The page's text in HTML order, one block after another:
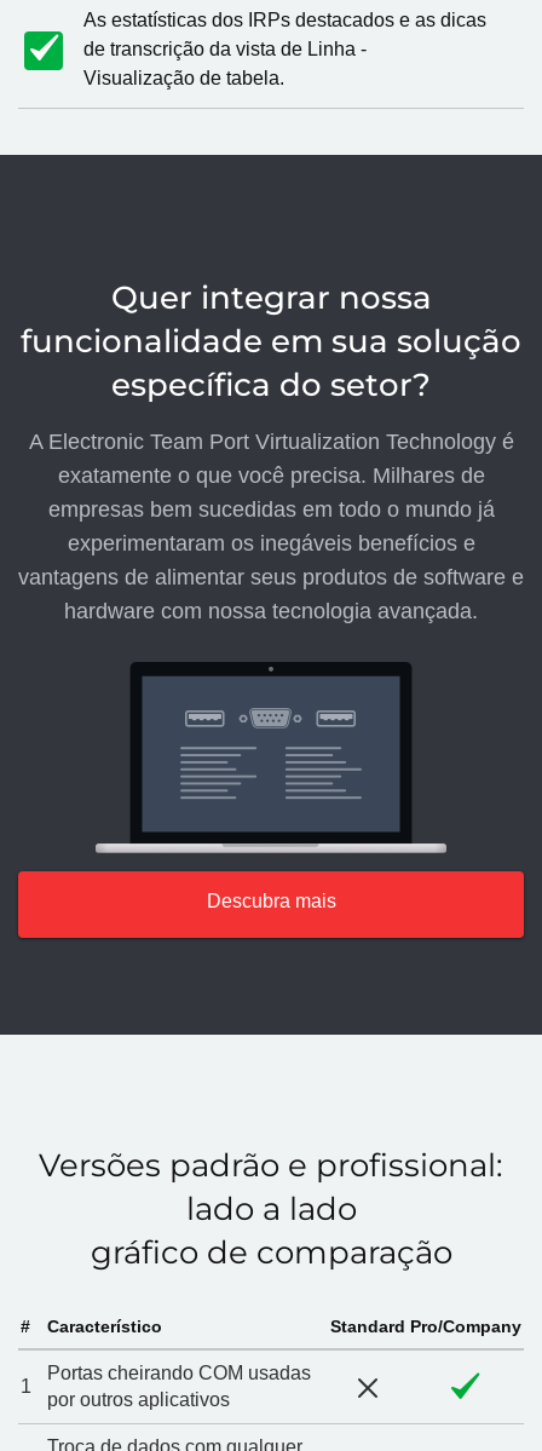
As estatísticas dos IRPs destacados e as dicas
de transcrição da vista de Linha -
Visualização de tabela.
Quer integrar nossa
funcionalidade em sua solução
específica do setor?
A Electronic Team Port Virtualization Technology é
exatamente o que você precisa. Milhares de
empresas bem sucedidas em todo o mundo já
experimentaram os inegáveis ​​benefícios e
vantagens de alimentar seus produtos de software e
hardware com nossa tecnologia avançada.
Descubra mais
Versões padrão e profissional:
lado a lado
gráfico de comparação
# Característico Standard Pro/Company
1
Portas cheirando COM usadas
por outros aplicativos
Troca de dados com qualquer